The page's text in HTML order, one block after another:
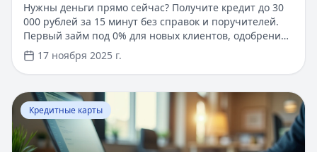
Нужны деньги прямо сейчас? Получите кредит до 30
000 рублей за 15 минут без справок и поручителей.
Первый займ под 0% для новых клиентов, одобрение
за 5 минут по паспорту. Погашение кредита любым
удобным способом. Узнайте подробнее о выгодных
условиях кредитования и особенностях снятия
наличных с кредитных карт в нашей статье.
17 ноября 2025 г.
Перейти к статье: ​Оформить кредитную карту с
Кредитные карты